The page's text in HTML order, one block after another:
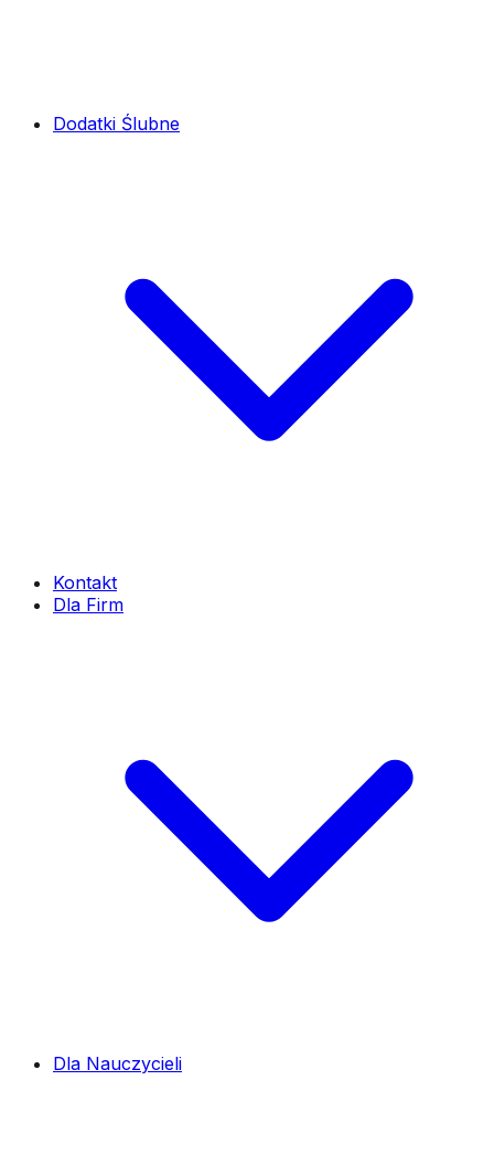
Dodatki Ślubne
Kontakt
Dla Firm
Dla Nauczycieli